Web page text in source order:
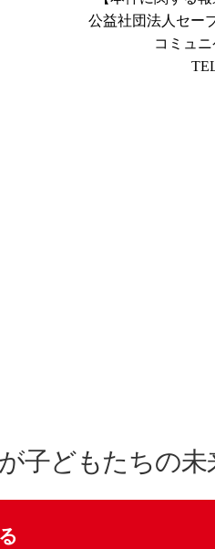
公益社団法人セー
コミュ
子どもたちの